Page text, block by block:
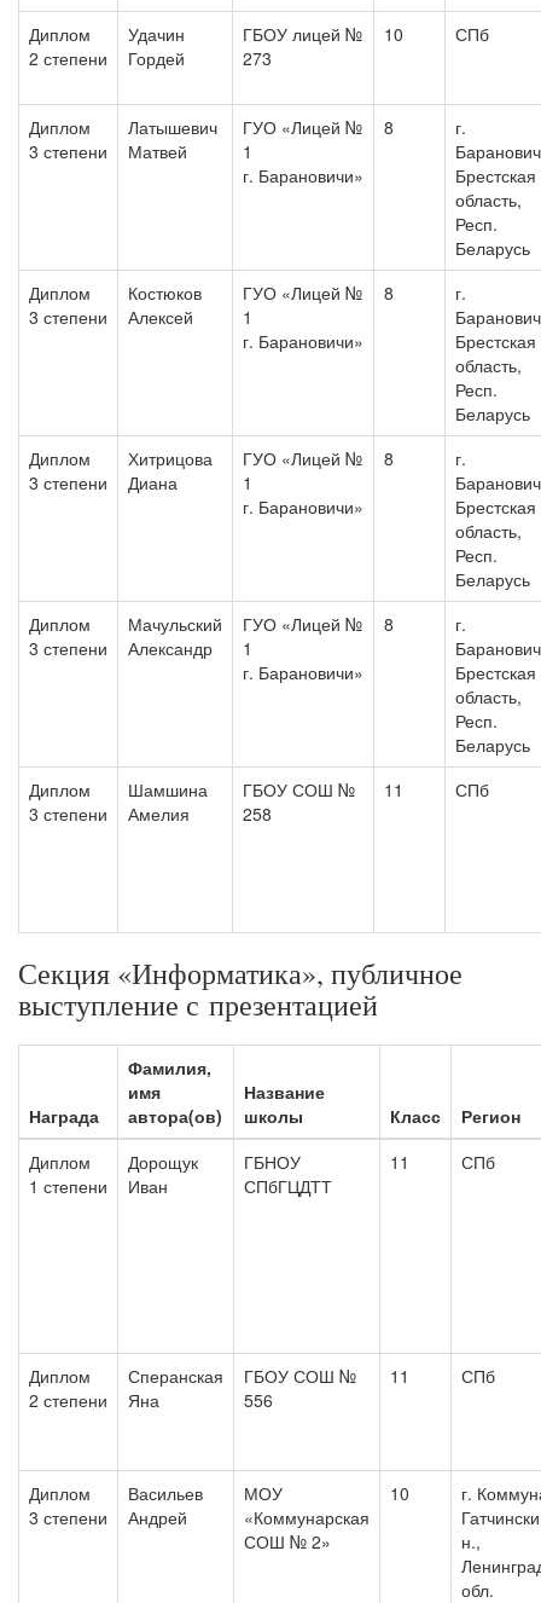
Диплом
2 степени
Удачин
Гордей
ГБОУ лицей №
273
10 СПб
Диплом
3 степени
Латышевич
Матвей
ГУО «Лицей №
1
г. Барановичи»
8
г.
Брестская
область,
Респ.
Беларусь
Диплом
3 степени
Костюков
Алексей
ГУО «Лицей №
1
г. Барановичи»
8
г.
Брестская
область,
Респ.
Беларусь
Диплом
3 степени
Хитрицова
Диана
ГУО «Лицей №
1
г. Барановичи»
8
г.
Брестская
область,
Респ.
Беларусь
Диплом
3 степени
Мачульский
Александр
ГУО «Лицей №
1
г. Барановичи»
8
г.
Брестская
область,
Респ.
Беларусь
Диплом
3 степени
Шамшина
Амелия
ГБОУ СОШ №
258
11 СПб
Секция «Информатика», публичное
выступление с презентацией
Награда
Фамилия,
имя
автора(ов)
Название
школы
Класс
Регион
Диплом
1 степени
Дорощук
Иван
ГБНОУ
СПбГЦДТТ
11 СПб
Диплом
2 степени
Сперанская
Яна
ГБОУ СОШ №
556
11 СПб
Диплом
3 степени
Васильев
Андрей
МОУ
«Коммунарская
СОШ № 2»
10
г.
н.,
обл.